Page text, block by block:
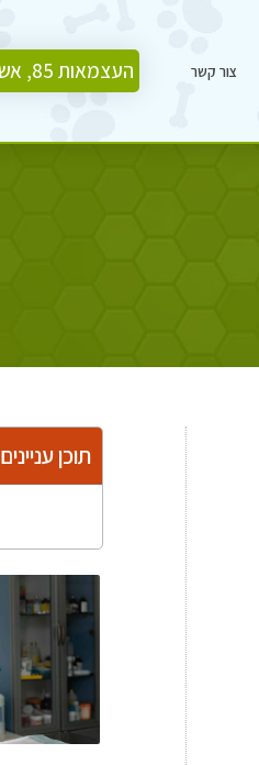
צור קשר העצמאות 85, אשדוד
תוכן עניינים